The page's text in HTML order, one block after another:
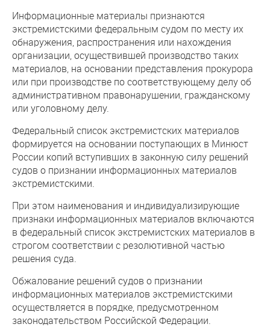
Информационные материалы признаются
экстремистскими федеральным судом по месту их
обнаружения, распространения или нахождения
организации, осуществившей производство таких
материалов, на основании представления прокурора
или при производстве по соответствующему делу об
административном правонарушении, гражданскому
или уголовному делу.
Федеральный список экстремистских материалов
формируется на основании поступающих в Минюст
России копий вступивших в законную силу решений
судов о признании информационных материалов
экстремистскими.
При этом наименования и индивидуализирующие
признаки информационных материалов включаются
в федеральный список экстремистских материалов в
строгом соответствии с резолютивной частью
решения суда.
Обжалование решений судов о признании
информационных материалов экстремистскими
осуществляется в порядке, предусмотренном
законодательством Российской Федерации.